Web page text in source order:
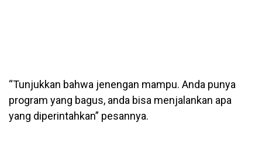
“Tunjukkan bahwa jenengan mampu. Anda punya
program yang bagus, anda bisa menjalankan apa
yang diperintahkan” pesannya.